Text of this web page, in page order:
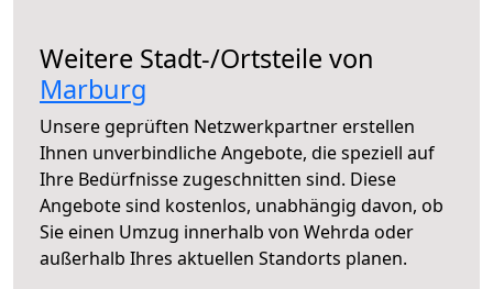
Weitere Stadt-/Ortsteile von
Marburg
Unsere geprüften Netzwerkpartner erstellen
Ihnen unverbindliche Angebote, die speziell auf
Ihre Bedürfnisse zugeschnitten sind. Diese
Angebote sind kostenlos, unabhängig davon, ob
Sie einen Umzug innerhalb von Wehrda oder
außerhalb Ihres aktuellen Standorts planen.